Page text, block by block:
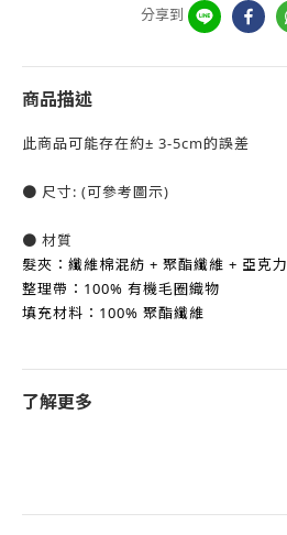
分享到
商品描述
此商品可能存在約± 3-5cm的誤差
● 尺寸: (可參考圖示)
● 材質
髮夾：纖維棉混紡 + 聚酯纖維 + 亞克力
整理帶：100% 有機毛圈織物
填充材料 ： 100% 聚酯纖維
了解更多